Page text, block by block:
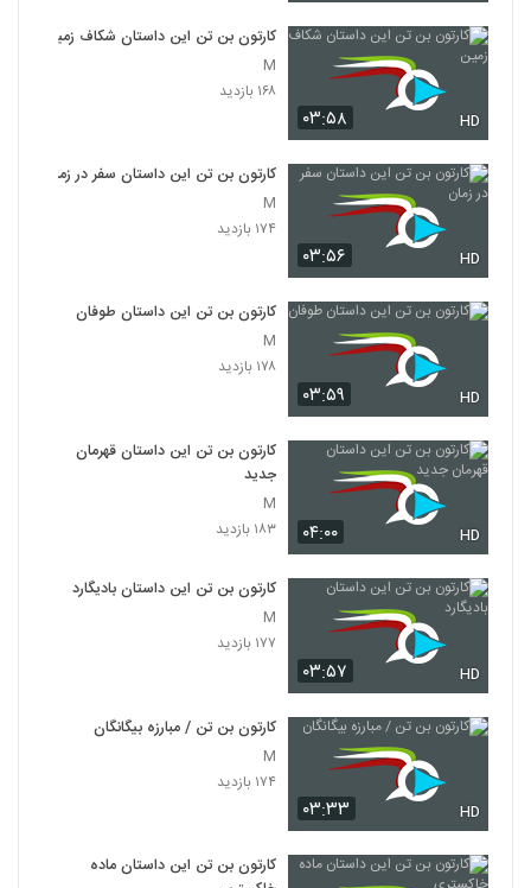
۰۳:۵۸ HD
کارتون بن تن این داستان شکاف زمین
M
۱۶۸ بازدید
۰۳:۵۶ HD
کارتون بن تن این داستان سفر در زمان
M
۱۷۴ بازدید
۰۳:۵۹ HD
کارتون بن تن این داستان طوفان
M
۱۷۸ بازدید
۰۴:۰۰ HD
کارتون بن تن این داستان قهرمان
جدید
M
۱۸۳ بازدید
۰۳:۵۷ HD
کارتون بن تن این داستان بادیگارد
M
۱۷۷ بازدید
۰۳:۳۳ HD
کارتون بن تن / مبارزه بیگانگان
M
۱۷۴ بازدید
کارتون بن تن این داستان ماده